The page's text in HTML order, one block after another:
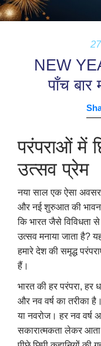
NEW
पाँच बार
परंपराओं में
उत्सव प्रेम
नया साल एक ऐसा
और नई शुरुआत की
कि भारत जैसे विविधता
उत्सव मनाया जाता है?
हमारे देश की समृद्ध
हैं।
भारत की हर परंपरा,हर
और नव वर्ष का तरीका
या नवरोज। हर नव वर्ष
सकारात्मकता लेकर